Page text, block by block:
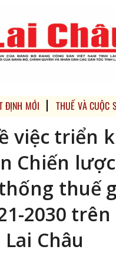
ĐỊNH MỚI THUẾ VÀ CUỘC
việc triển
Chiến
thuế
2030 trên
Châu